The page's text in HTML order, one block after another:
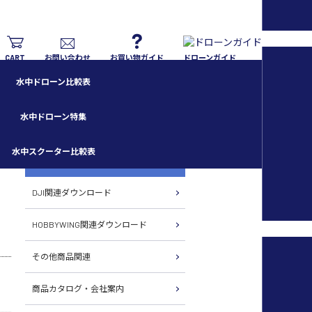
CART お問い合わせ お買い物ガイド ドローンガイド
水中ドローン比較表
水中ドローン特集
水中スクーター比較表各種ダウンロード
DJI関連ダウンロード
HOBBYWING関連ダウンロード
その他商品関連
商品カタログ・会社案内